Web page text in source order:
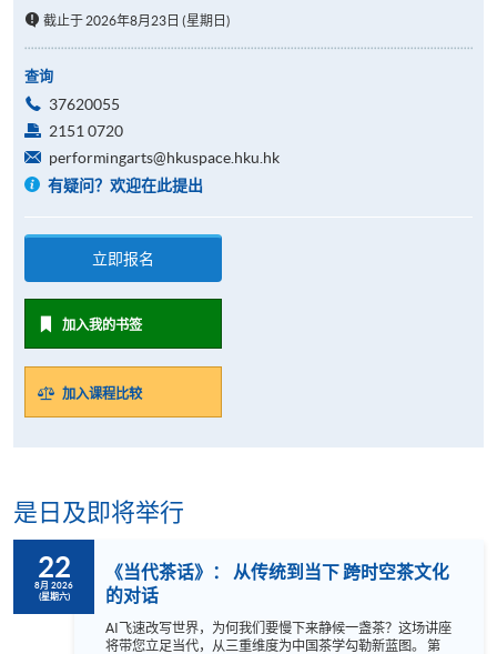
截止于 2026年8月23日 (星期日)
查询
37620055
2151 0720
performingarts@hkuspace.hku.hk
有疑问？欢迎在此提出
立即报名
加入我的书签
加入课程比较
是日及即将举行
22
8月 2026
(星期六)
《当代茶话》： 从传统到当下 跨时空茶文化
的对话
AI飞速改写世界，为何我们要慢下来静候一盏茶？这场讲座
将带您立足当代，从三重维度为中国茶学勾勒新蓝图。 第